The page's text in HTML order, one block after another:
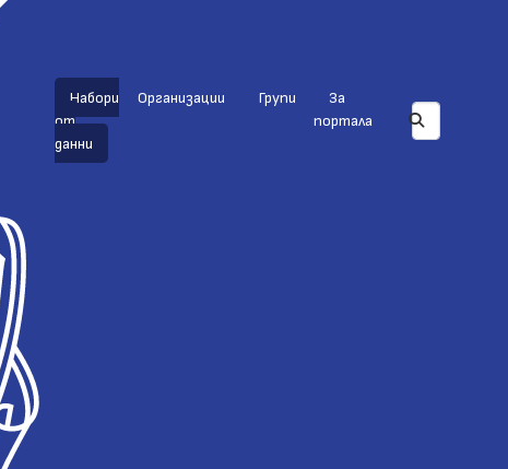
Набори
от
данни
Организации Групи
За
портала